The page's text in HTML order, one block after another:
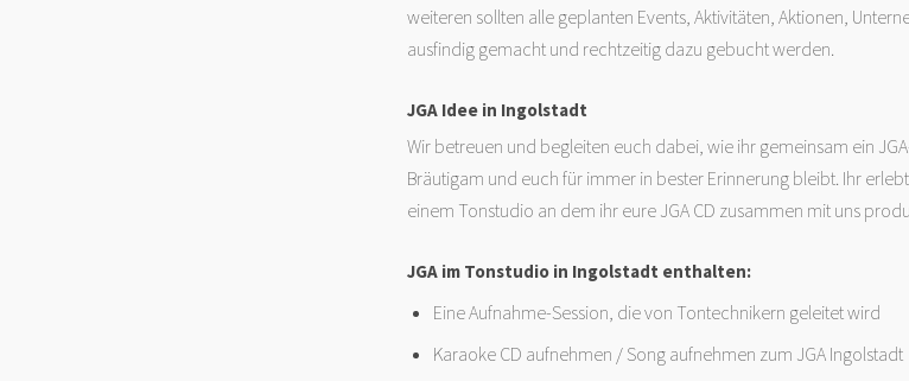
weiteren sollten alle geplanten Events, Aktivitäten, Aktionen,
ausfindig gemacht und rechtzeitig dazu gebucht werden.
JGA Idee in Ingolstadt
Wir betreuen und begleiten euch dabei, wie ihr gemeinsam ein
Bräutigam und euch für immer in bester Erinnerung bleibt. Ihr
einem Tonstudio an dem ihr eure JGA CD zusammen mit uns
JGA im Tonstudio in Ingolstadt enthalten:
Eine Aufnahme-Session, die von Tontechnikern geleitet wird
Karaoke CD aufnehmen / Song aufnehmen zum JGA Ingolstadt